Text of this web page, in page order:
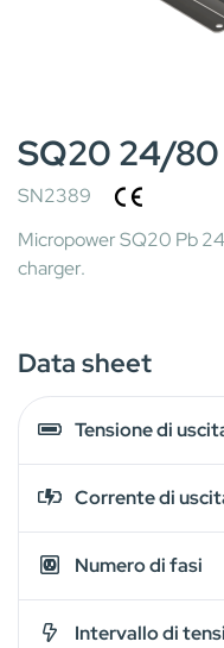
SQ20 24/80
SN2389
Micropower SQ20 Pb
charger.
Data sheet
Tensione di
Corrente di
Numero di fasi
Intervallo di